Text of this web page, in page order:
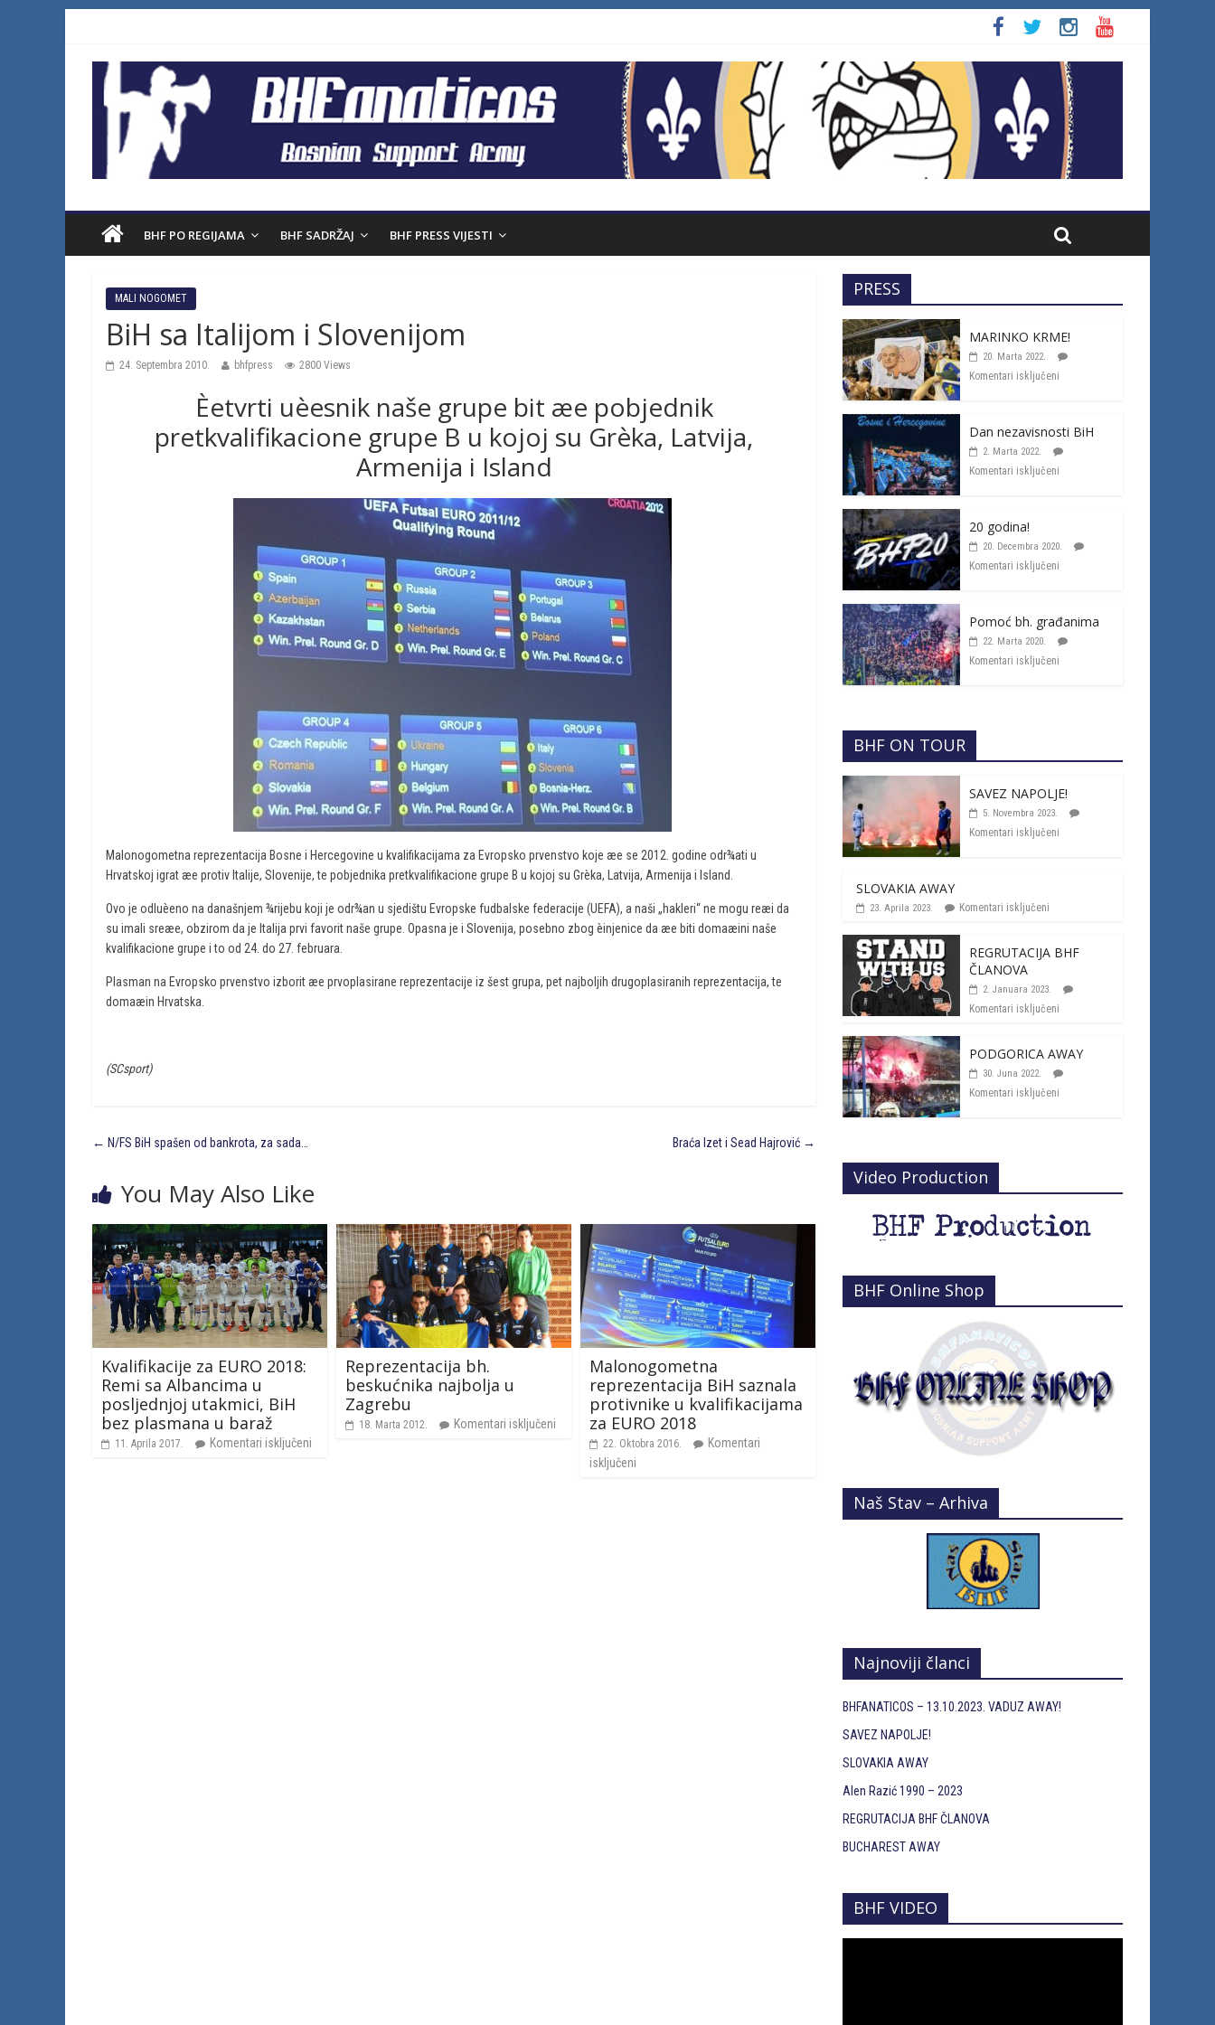
BHF PO REGIJAMA BHF SADRŽAJ BHF PRESS VIJESTI
MALI NOGOMET
BiH sa Italijom i Slovenijom
24. Septembra 2010. bhfpress 2800 Views
Èetvrti uèesnik naše grupe bit æe pobjednik
pretkvalifikacione grupe B u kojoj su Grèka, Latvija,
Armenija i Island
Malonogometna reprezentacija Bosne i Hercegovine u kvalifikacijama za Evropsko prvenstvo koje æe se 2012. godine odr¾ati u
Hrvatskoj igrat æe protiv Italije, Slovenije, te pobjednika pretkvalifikacione grupe B u kojoj su Grèka, Latvija, Armenija i Island.
Ovo je odluèeno na današnjem ¾rijebu koji je odr¾an u sjedištu Evropske fudbalske federacije (UEFA), a naši „hakleri“ ne mogu reæi da
su imali sreæe, obzirom da je Italija prvi favorit naše grupe. Opasna je i Slovenija, posebno zbog èinjenice da æe biti domaæini naše
kvalifikacione grupe i to od 24. do 27. februara.
Plasman na Evropsko prvenstvo izborit æe prvoplasirane reprezentacije iz šest grupa, pet najboljih drugoplasiranih reprezentacija, te
domaæin Hrvatska.
(SCsport)
← N/FS BiH spašen od bankrota, za sada… Braća Izet i Sead Hajrović →
You May Also Like
Kvalifikacije za EURO 2018:
Remi sa Albancima u
posljednjoj utakmici, BiH
bez plasmana u baraž
11. Aprila 2017. Komentari isključeni
Reprezentacija bh.
beskućnika najbolja u
Zagrebu
18. Marta 2012. Komentari isključeni
Malonogometna
reprezentacija BiH saznala
protivnike u kvalifikacijama
za EURO 2018
22. Oktobra 2016.
Komentari
isključeni
PRESS
MARINKO KRME!
20. Marta 2022.
Komentari isključeni
Dan nezavisnosti BiH
2. Marta 2022.
Komentari isključeni
20 godina!
20. Decembra 2020.
Komentari isključeni
Pomoć bh. građanima
22. Marta 2020.
Komentari isključeni
BHF ON TOUR
SAVEZ NAPOLJE!
5. Novembra 2023.
Komentari isključeni
SLOVAKIA AWAY
23. Aprila 2023. Komentari isključeni
REGRUTACIJA BHF
ČLANOVA
2. Januara 2023.
Komentari isključeni
PODGORICA AWAY
30. Juna 2022.
Komentari isključeni
Video Production
BHF Online Shop
Naš Stav – Arhiva
Najnoviji članci
BHFANATICOS – 13.10.2023. VADUZ AWAY!
SAVEZ NAPOLJE!
SLOVAKIA AWAY
Alen Razić 1990 – 2023
REGRUTACIJA BHF ČLANOVA
BUCHAREST AWAY
BHF VIDEO